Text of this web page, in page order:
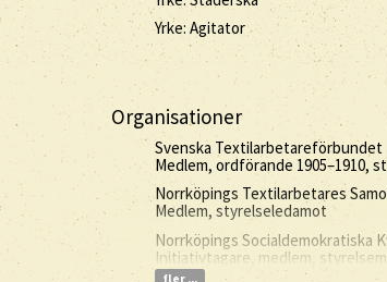
Yrke: Agitator
Organisationer
Svenska Textilarbetareförbundet
Medlem, ordförande 1905–1910,
Norrköpings Textilarbetares
Medlem, styrelseledamot
Norrköpings Socialdemokratiska
Initiativtagare, medlem,